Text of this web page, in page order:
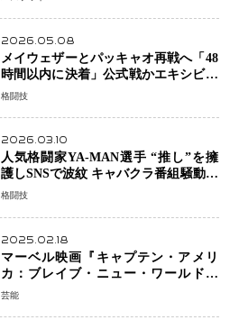
2026.05.08
メイウェザーとパッキャオ再戦へ「48
時間以内に決着」公式戦かエキシビシ
ョンか混迷続く
格闘技
2026.03.10
人気格闘家YA-MAN選手 “推し”を擁
護しSNSで波紋 キャバクラ番組騒動に
参戦…結果的にPR効果も？
格闘技
2025.02.18
マーベル映画『キャプテン・アメリ
カ：ブレイブ・ニュー・ワールド』
新ブラック・ウィドウ役のシラ・ハー
芸能